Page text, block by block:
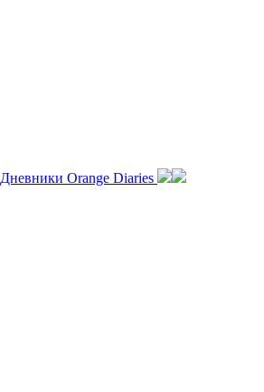
Дневники Orange Diaries